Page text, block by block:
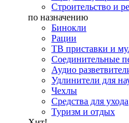
Строительство и
по назначению
Бинокли
Рации
ТВ приставки и
Соединительные
Аудио
Удлинители для
Чехлы
Средства для ухода
Туризм и отдых